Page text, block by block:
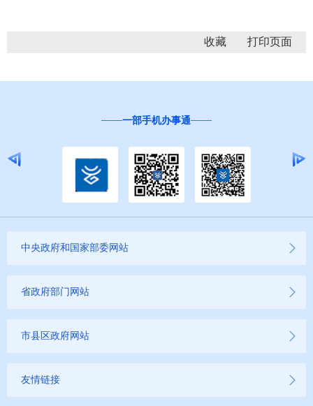
收藏
一部手机办事通
中央政府和国家部委网站
省政府部门网站
市县区政府网站
友情链接